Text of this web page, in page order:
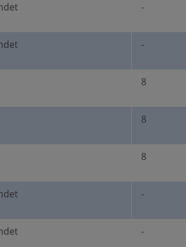
-
-
8
8
8
-
-